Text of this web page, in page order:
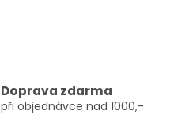
Doprava zdarma
při objednávce nad 1000,-